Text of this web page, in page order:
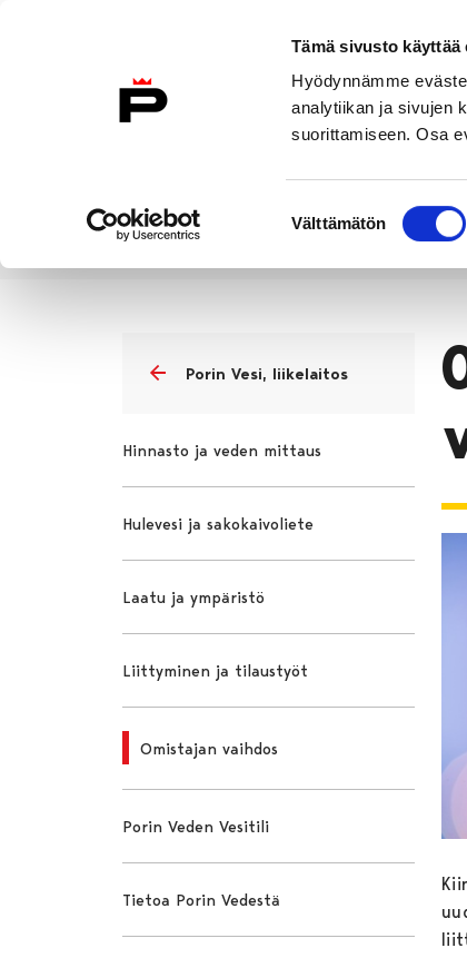
Tämä sivusto käyttää
Hyödynnämme
analytiikan ja sivujen
suorittamiseen. Osa
valinta
Välttämätön
Etusivulle
Etusivu
Porin Vesi, liikelaitos
Hinnasto ja veden mittaus
Hulevesi ja sakokaivoliete
Laatu ja ympäristö
Liittyminen ja tilaustyöt
Omistajan vaihdos
Porin Veden Vesitili
Tietoa Porin Vedestä